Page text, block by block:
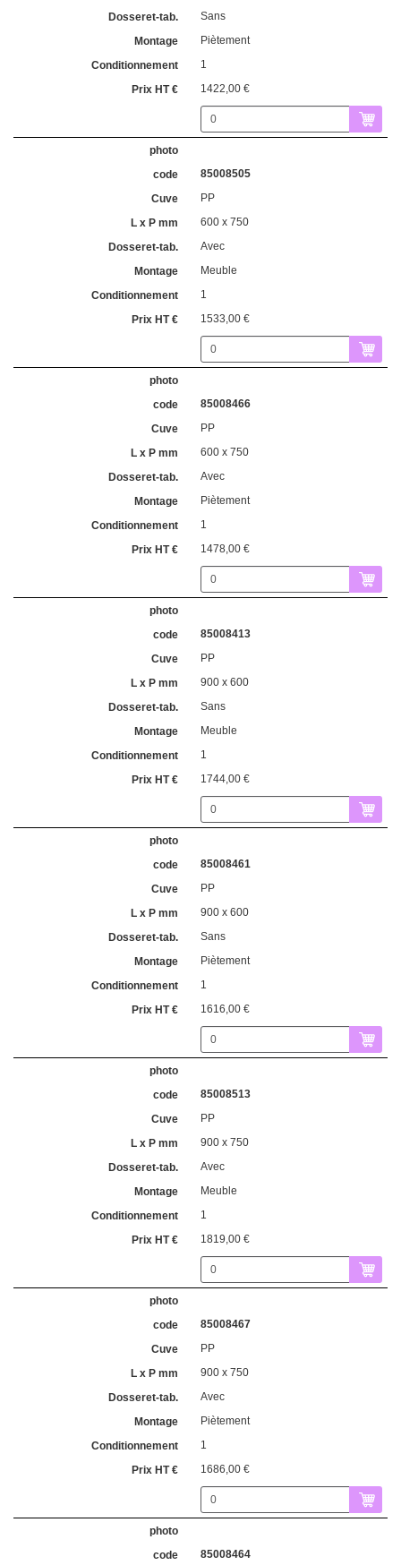
Sans
Piètement
1
1422,00 €
85008505
PP
600 x 750
Avec
Meuble
1
1533,00 €
85008466
PP
600 x 750
Avec
Piètement
1
1478,00 €
85008413
PP
900 x 600
Sans
Meuble
1
1744,00 €
85008461
PP
900 x 600
Sans
Piètement
1
1616,00 €
85008513
PP
900 x 750
Avec
Meuble
1
1819,00 €
85008467
PP
900 x 750
Avec
Piètement
1
1686,00 €
85008464